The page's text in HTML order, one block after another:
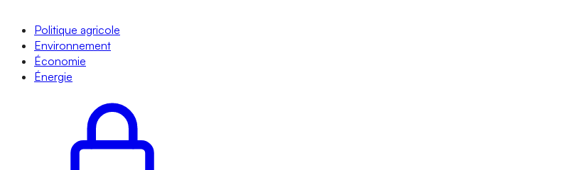
Politique agricole
Environnement
Économie
Énergie